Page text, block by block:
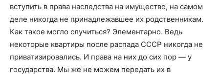
вступить в права наследства на имущество, на самом
деле никогда не принадлежавшее их родственникам.
Как такое могло случиться? Элементарно. Ведь
некоторые квартиры после распада СССР никогда не
приватизировались. И права на них до сих пор — у
государства. Мы же не можем передать их в